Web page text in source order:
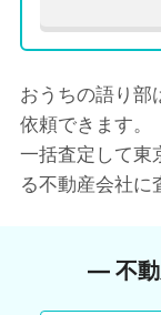
おうちの語り部
依頼できます。
一括査定して東
る不動産会社に
― 不動